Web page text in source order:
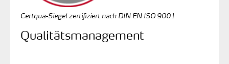
Certqua-Siegel zertifiziert nach DIN EN ISO 9001
Qualitätsmanagement